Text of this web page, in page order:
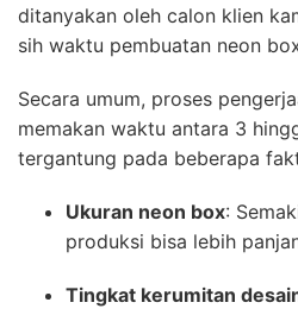
ditanyakan oleh calon klien
sih waktu pembuatan neon
Secara umum, proses
memakan waktu antara 3
tergantung pada beberapa
Ukuran neon box:
produksi bisa lebih
Tingkat kerumitan